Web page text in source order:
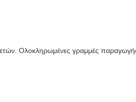
Ολοκληρωμένες γραμμές